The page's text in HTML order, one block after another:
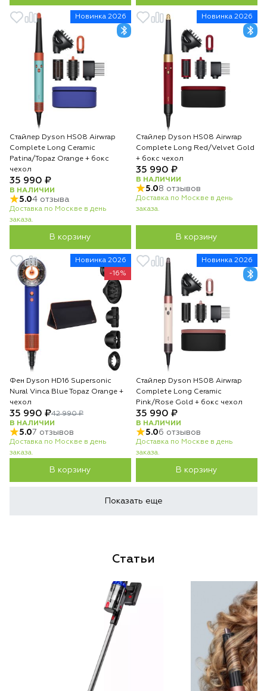
Новинка 2026
Стайлер Dyson HS08 Airwrap
Complete Long Ceramic
Patina/Topaz Orange + бокс
чехол
35 990 ₽
В НАЛИЧИИ
5.04 отзыва
Доставка по Москве в день
заказа.
В корзину
Новинка 2026
Стайлер Dyson HS08 Airwrap
Complete Long Red/Velvet Gold
+ бокс чехол
35 990 ₽
В НАЛИЧИИ
5.08 отзывов
Доставка по Москве в день
заказа.
В корзину
Новинка 2026
-16%
Фен Dyson HD16 Supersonic
Nural Vinca Blue Topaz Orange +
чехол
35 990 ₽42 990 ₽
В НАЛИЧИИ
5.07 отзывов
Доставка по Москве в день
заказа.
В корзину
Новинка 2026
Стайлер Dyson HS08 Airwrap
Complete Long Ceramic
Pink/Rose Gold + бокс чехол
35 990 ₽
В НАЛИЧИИ
5.06 отзывов
Доставка по Москве в день
заказа.
В корзину
Показать еще
Статьи